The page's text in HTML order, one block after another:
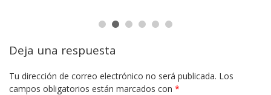
Deja una respuesta
Tu dirección de correo electrónico no será publicada. Los
campos obligatorios están marcados con *